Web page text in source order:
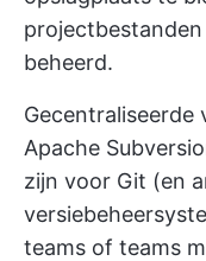
beheerd.
Gecentraliseerde
Apache
zijn voor Git (en
teams of teams